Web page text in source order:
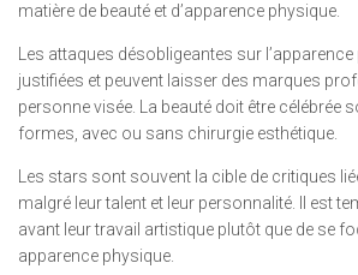
matière de beauté et d’apparence physique.
Les attaques désobligeantes sur
justifiées et peuvent laisser des marques
personne visée. La beauté doit être célébrée
formes, avec ou sans chirurgie esthétique.
Les stars sont souvent la cible de critiques
malgré leur talent et leur personnalité. Il est
avant leur travail artistique plutôt que de se
apparence physique.